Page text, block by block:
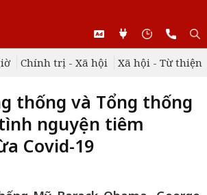
Chính trị - Xã hội Xã hội - Từ thiện
thống và Tổng thống
nguyện tiêm
Covid-19